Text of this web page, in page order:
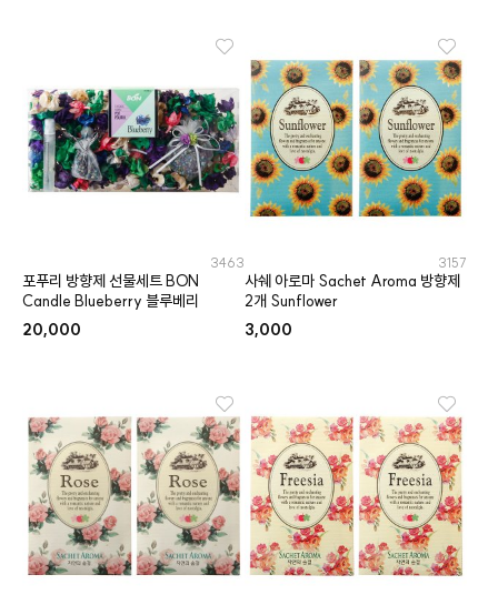
3463
포푸리 방향제 선물세트 BON
Candle Blueberry 블루베리
20,000
3157
사쉐 아로마 Sachet Aroma 방향제
2개 Sunflower
3,000